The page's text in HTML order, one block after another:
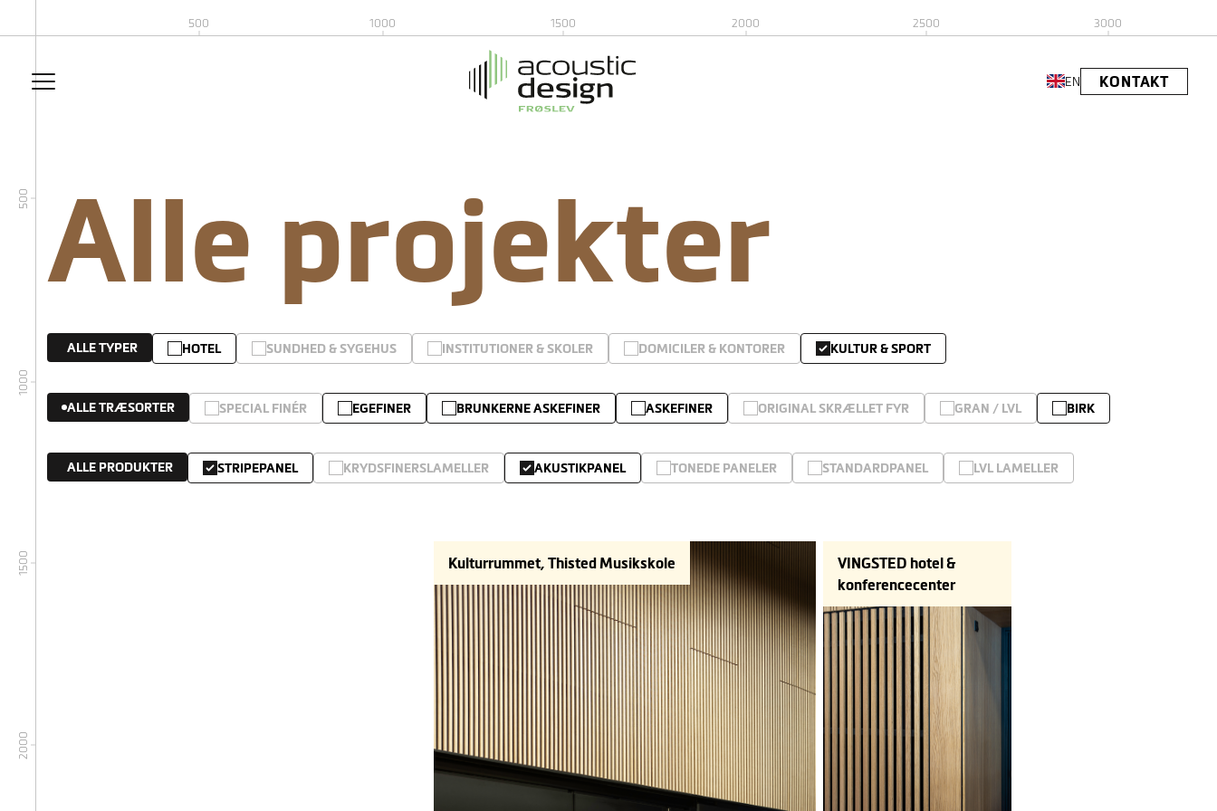
EN KONTAKT
500 1000 1500 2000 2500 3000
500
1000
1500
2000
Alle projekter
ALLE TYPER HOTEL SUNDHED & SYGEHUS INSTITUTIONER & SKOLER DOMICILER & KONTORER KULTUR & SPORT
ALLE TRÆSORTER SPECIAL FINÉR EGEFINER BRUNKERNE ASKEFINER ASKEFINER ORIGINAL SKRÆLLET FYR GRAN / LVL BIRK
ALLE PRODUKTER STRIPEPANEL KRYDSFINERSLAMELLER AKUSTIKPANEL TONEDE PANELER STANDARDPANEL LVL LAMELLER
Kulturrummet, Thisted Musikskole
VINGSTED hotel &
konferencecenter